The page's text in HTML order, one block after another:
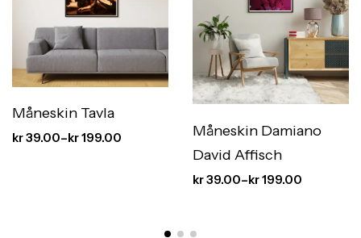
Måneskin Tavla
kr39.00–kr199.00
Måneskin Damiano
David Affisch
kr39.00–kr199.00